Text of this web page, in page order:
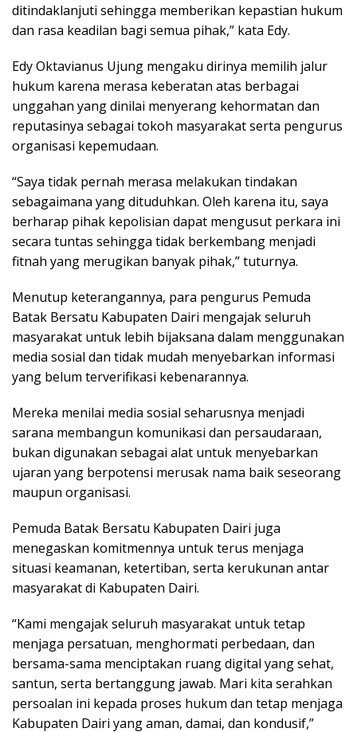
ditindaklanjuti sehingga memberikan kepastian hukum
dan rasa keadilan bagi semua pihak,” kata Edy.
Edy Oktavianus Ujung mengaku dirinya memilih jalur
hukum karena merasa keberatan atas berbagai
unggahan yang dinilai menyerang kehormatan dan
reputasinya sebagai tokoh masyarakat serta pengurus
organisasi kepemudaan.
“Saya tidak pernah merasa melakukan tindakan
sebagaimana yang dituduhkan. Oleh karena itu, saya
berharap pihak kepolisian dapat mengusut perkara ini
secara tuntas sehingga tidak berkembang menjadi
fitnah yang merugikan banyak pihak,” tuturnya.
Menutup keterangannya, para pengurus Pemuda
Batak Bersatu Kabupaten Dairi mengajak seluruh
masyarakat untuk lebih bijaksana dalam menggunakan
media sosial dan tidak mudah menyebarkan informasi
yang belum terverifikasi kebenarannya.
Mereka menilai media sosial seharusnya menjadi
sarana membangun komunikasi dan persaudaraan,
bukan digunakan sebagai alat untuk menyebarkan
ujaran yang berpotensi merusak nama baik seseorang
maupun organisasi.
Pemuda Batak Bersatu Kabupaten Dairi juga
menegaskan komitmennya untuk terus menjaga
situasi keamanan, ketertiban, serta kerukunan antar
masyarakat di Kabupaten Dairi.
“Kami mengajak seluruh masyarakat untuk tetap
menjaga persatuan, menghormati perbedaan, dan
bersama-sama menciptakan ruang digital yang sehat,
santun, serta bertanggung jawab. Mari kita serahkan
persoalan ini kepada proses hukum dan tetap menjaga
Kabupaten Dairi yang aman, damai, dan kondusif,”